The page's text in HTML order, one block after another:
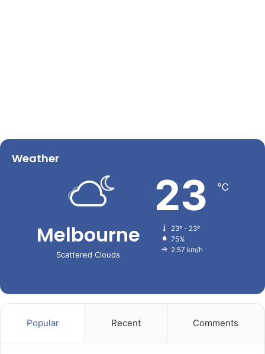
Weather
Melbourne
Scattered Clouds
23 ℃
23º - 23º
75%
2.57 km/h
Popular Recent Comments